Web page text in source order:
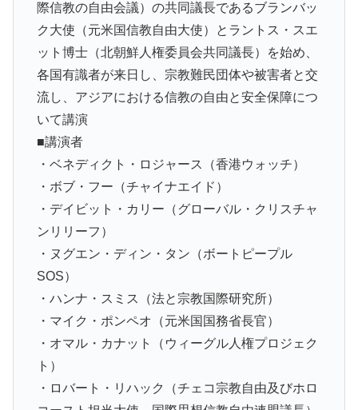
際信教の自由会議）の共同議長であるブランバッ
ク大使（元米国信教自由大使）とラントス・スエ
ット博士（北朝鮮人権委員会共同議長）を始め、
各国有識者が来日し、宗教難民団体や被害者と交
流し、アジアにおける信教の自由と安全保障につ
いて講演
■講演者
・ベネディクト・ロジャース（香港ウォッチ）
・ボブ・フー（チャイナエイド）
・デイビット・カリー（グローバル・クリスチャ
ンリリーフ）
・ヌグエン・ディン・タン（ボートピープル
SOS）
・ハンナ・スミス（法と宗教国際研究所）
・マイク・ポンペオ（元米国国務省長官）
・オマル・カナット（ウィーグル人権プロジェク
ト）
・ロバート・リハック（チェコ宗教自由及びホロ